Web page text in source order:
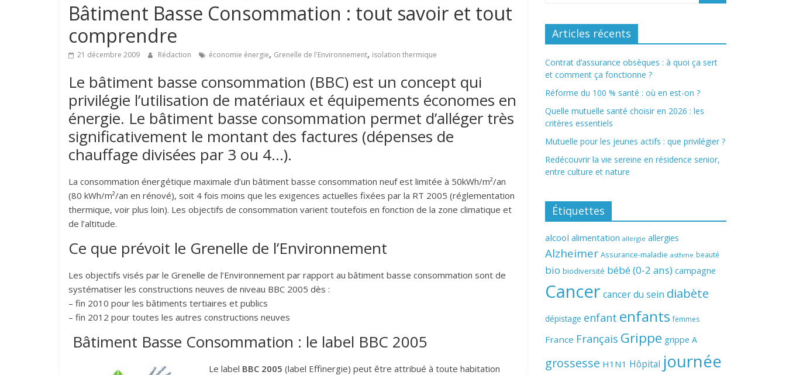
Bâtiment Basse Consommation : tout savoir et tout
comprendre
21 décembre 2009 Rédaction économie énergie, Grenelle de l'Environnement, isolation thermique
Le bâtiment basse consommation (BBC) est un concept qui
privilégie l’utilisation de matériaux et équipements économes en
énergie. Le bâtiment basse consommation permet d’alléger très
significativement le montant des factures (dépenses de
chauffage divisées par 3 ou 4…).
La consommation énergétique maximale d’un bâtiment basse consommation neuf est limitée à 50kWh/m²/an
(80 kWh/m²/an en rénové), soit 4 fois moins que les exigences actuelles fixées par la RT 2005 (réglementation
thermique, voir plus loin). Les objectifs de consommation varient toutefois en fonction de la zone climatique et
de l’altitude.
Ce que prévoit le Grenelle de l’Environnement
Les objectifs visés par le Grenelle de l’Environnement par rapport au bâtiment basse consommation sont de
systématiser les constructions neuves de niveau BBC 2005 dès :
– fin 2010 pour les bâtiments tertiaires et publics
– fin 2012 pour toutes les autres constructions neuves
Bâtiment Basse Consommation : le label BBC 2005
Le label BBC 2005 (label Effinergie) peut être attribué à toute habitation
Articles récents
Contrat d’assurance obsèques : à quoi ça sert
et comment ça fonctionne ?
Réforme du 100 % santé : où en est-on ?
Quelle mutuelle santé choisir en 2026 : les
critères essentiels
Mutuelle pour les jeunes actifs : que privilégier ?
Redécouvrir la vie sereine en résidence senior,
entre culture et nature
Étiquettes
alcool alimentation allergie allergies
Alzheimer Assurance-maladie asthme beauté
bio biodiversité bébé (0-2 ans) campagne
Cancer cancer du sein diabète
dépistage enfant enfants femmes
France Français Grippe grippe A
grossesse H1N1 Hôpital journée